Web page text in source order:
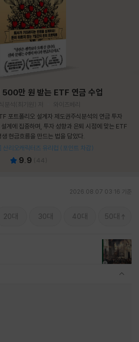
만 원 받는 ETF 연금 수업
분석(최기원) 저
와이즈베리
포트폴리오 설계자 제도권주식분석의 연금 투자
계에 집중하며, 투자 성향과 은퇴 시점에 맞는 ETF
현금흐름을 만드는 법을 담았다.
산리오캐릭터즈 유리컵 (포인트 차감)
9.9 44
2026.08.07 03:16 기준
20대 30대 40대 50대